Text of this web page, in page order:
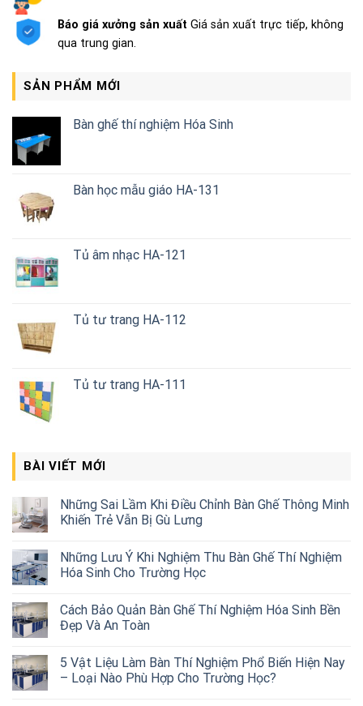
Báo giá xưởng sản xuất Giá sản xuất trực tiếp, không
qua trung gian.
SẢN PHẨM MỚI
Bàn ghế thí nghiệm Hóa Sinh
Bàn học mẫu giáo HA-131
Tủ âm nhạc HA-121
Tủ tư trang HA-112
Tủ tư trang HA-111
BÀI VIẾT MỚI
Những Sai Lầm Khi Điều Chỉnh Bàn Ghế Thông Minh
Khiến Trẻ Vẫn Bị Gù Lưng
Những Lưu Ý Khi Nghiệm Thu Bàn Ghế Thí Nghiệm
Hóa Sinh Cho Trường Học
Cách Bảo Quản Bàn Ghế Thí Nghiệm Hóa Sinh Bền
Đẹp Và An Toàn
5 Vật Liệu Làm Bàn Thí Nghiệm Phổ Biến Hiện Nay
– Loại Nào Phù Hợp Cho Trường Học?